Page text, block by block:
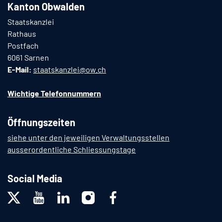
Kanton Obwalden
Staatskanzlei
Rathaus
Postfach
6061 Sarnen
E-Mail: staatskanzlei@ow.ch
Wichtige Telefonnummern
Öffnungszeiten
siehe unter den jeweiligen Verwaltungsstellen
ausserordentliche Schliessungstage
Social Media